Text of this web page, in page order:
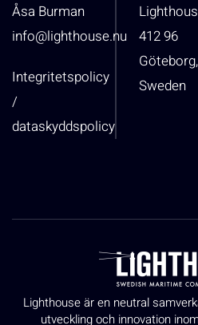
Åsa Burman
info@lighthouse.nu
Integritetspolicy
/
dataskyddspolicy
412 96
Göteborg,
Sweden
Lighthouse är en neutral
utveckling och innovation